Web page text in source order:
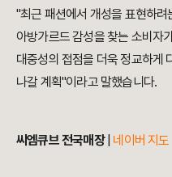
"최근 패션에서 개성을 표현하
아방가르드 감성을 찾는 소비자
대중성의 접점을 더욱 정교하게
나갈 계획"이라고 말했습니다.
씨엠큐브 전국매장 네이버 지도